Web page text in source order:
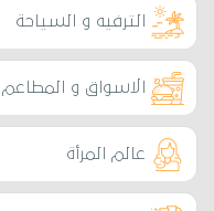
الترفيه و السياحة
الاسواق و المطاعم
عالم المرأة